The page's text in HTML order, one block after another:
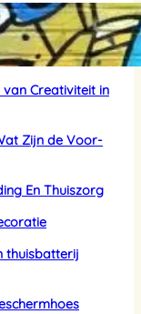
Creativiteit in
Zijn de Voor-
En Thuiszorg
thuisbatterij